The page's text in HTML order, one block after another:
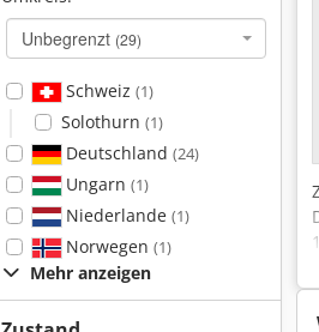
Unbegrenzt (29)
Schweiz (1)
Solothurn (1)
Deutschland (24)
Ungarn (1)
Niederlande (1)
Norwegen (1)
Mehr anzeigen